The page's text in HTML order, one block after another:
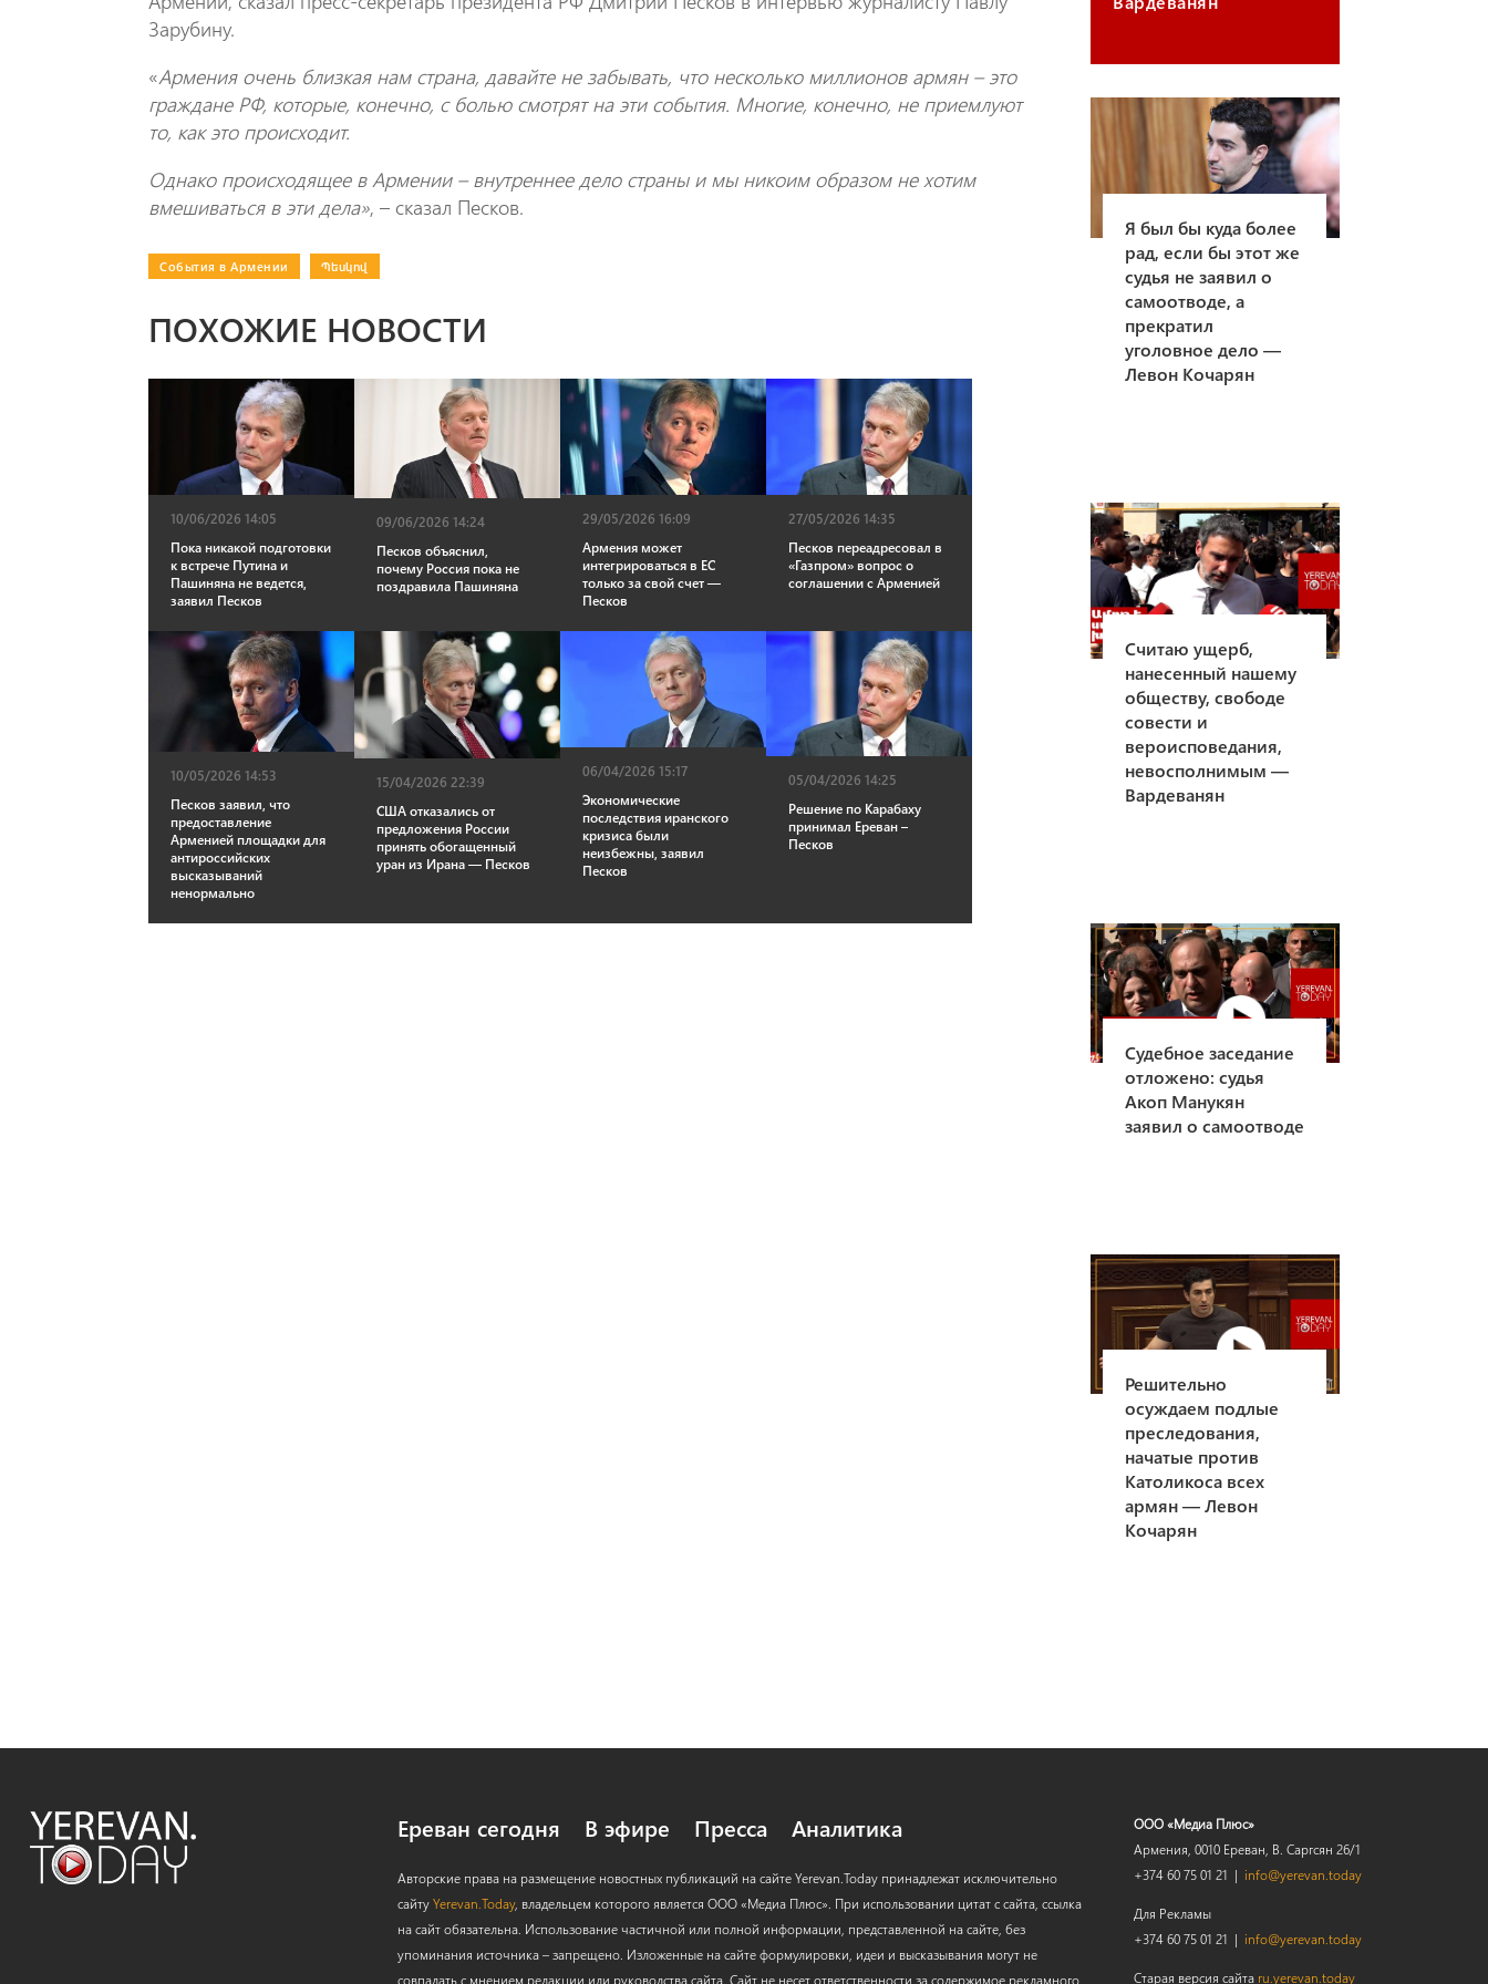
Зарубину.
«Армения очень близкая нам страна, давайте не забывать, что несколько миллионов армян – это
граждане РФ, которые, конечно, с болью смотрят на эти события. Многие, конечно, не приемлуют
то, как это происходит.
Однако происходящее в Армении – внутреннее дело страны и мы никоим образом не хотим
вмешиваться в эти дела», – сказал Песков.
События в Армении Պեսկով
ПОХОЖИЕ НОВОСТИ
10/06/2026 14:05
Пока никакой подготовки
к встрече Путина и
Пашиняна не ведется,
заявил Песков
09/06/2026 14:24
Песков объяснил,
почему Россия пока не
поздравила Пашиняна
29/05/2026 16:09
Армения может
интегрироваться в ЕС
только за свой счет —
Песков
27/05/2026 14:35
Песков переадресовал в
«Газпром» вопрос о
соглашении с Арменией
10/05/2026 14:53
Песков заявил, что
предоставление
Арменией площадки для
антироссийских
высказываний
ненормально
15/04/2026 22:39
США отказались от
предложения России
принять обогащенный
уран из Ирана — Песков
06/04/2026 15:17
Экономические
последствия иранского
кризиса были
неизбежны, заявил
Песков
05/04/2026 14:25
Решение по Карабаху
принимал Ереван –
Песков
Я был бы куда более
рад, если бы этот же
судья не заявил о
самоотводе, а
прекратил
уголовное дело —
Левон Кочарян
Считаю ущерб,
нанесенный нашему
обществу, свободе
совести и
вероисповедания,
невосполнимым —
Вардеванян
Судебное заседание
отложено: судья
Акоп Манукян
заявил о самоотводе
Решительно
осуждаем подлые
преследования,
начатые против
Католикоса всех
армян — Левон
Кочарян
Ереван сегодня В эфире Пресса Аналитика
Авторские права на размещение новостных публикаций на сайте Yerevan.Today принадлежат исключительно
сайтуYerevan.Today, владельцем которого является ООО «Медиа Плюс». При использовании цитат с сайта, ссылка
на сайт обязательна. Использование частичной или полной информации, представленной на сайте, без
упоминания источника – запрещено. Изложенные на сайте формулировки, идеи и высказывания могут не
совпадать с мнением редакции или руководства сайта. Сайт не несет ответственности за содержимое рекламного
ООО «Медиа Плюс»
Армения, 0010 Ереван, В. Саргсян 26/1
+374 60 75 01 21 | info@yerevan.today
Для Рекламы
+374 60 75 01 21 | info@yerevan.today
Старая версия сайта ru.yerevan.today